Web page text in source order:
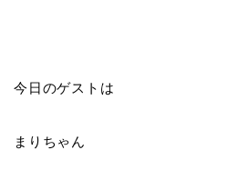
今日のゲストは
まりちゃん